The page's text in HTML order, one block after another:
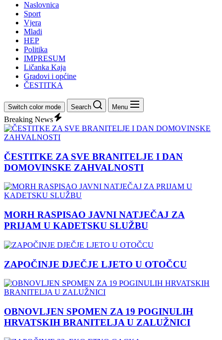
Naslovnica
Sport
Vjera
Mladi
HEP
Politika
IMPRESUM
Ličanka Kaja
Gradovi i općine
ČESTITKA
Switch color mode Search Menu
Breaking News
ČESTITKE ZA SVE BRANITELJE I DAN
DOMOVINSKE ZAHVALNOSTI
MORH RASPISAO JAVNI NATJEČAJ ZA
PRIJAM U KADETSKU SLUŽBU
ZAPOČINJE DJEČJE LJETO U OTOČCU
OBNOVLJEN SPOMEN ZA 19 POGINULIH
HRVATSKIH BRANITELJA U ZALUŽNICI